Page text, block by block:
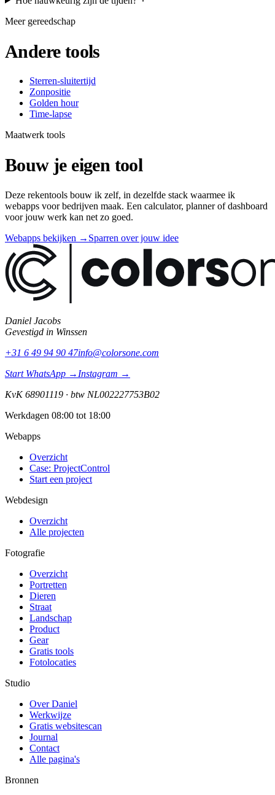
Meer gereedschap
Andere tools
Sterren-sluitertijd
Zonpositie
Golden hour
Time-lapse
Maatwerk tools
Bouw je eigen tool
Deze rekentools bouw ik zelf, in dezelfde stack waarmee ik
webapps voor bedrijven maak. Een calculator, planner of dashboard
voor jouw werk kan net zo goed.
Webapps bekijken → Sparren over jouw idee
Daniel Jacobs
Gevestigd in Winssen
+31 6 49 94 90 47info@colorsone.com
Start WhatsApp → Instagram →
KvK68901119 · btw NL002227753B02
Werkdagen 08:00 tot 18:00
Webapps
Overzicht
Case: ProjectControl
Start een project
Webdesign
Overzicht
Alle projecten
Fotografie
Overzicht
Portretten
Dieren
Straat
Landschap
Product
Gear
Gratis tools
Fotolocaties
Studio
Over Daniel
Werkwijze
Gratis websitescan
Journal
Contact
Alle pagina's
Bronnen